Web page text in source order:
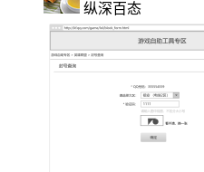
纵深百态